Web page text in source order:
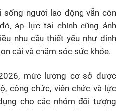
sống người lao động vẫn còn
áp lực tài chính cũng ảnh
nhu cầu thiết yếu như dinh
cái và chăm sóc sức khỏe.
mức lương cơ sở được
công chức, viên chức và lực
cho các nhóm đối tượng